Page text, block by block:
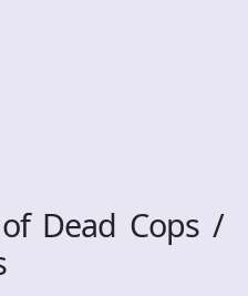
Dead Cops /